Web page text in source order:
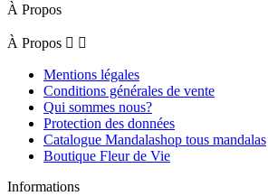
À Propos
À Propos  
Mentions légales
Conditions générales de vente
Qui sommes nous?
Protection des données
Catalogue Mandalashop tous mandalas
Boutique Fleur de Vie
Informations